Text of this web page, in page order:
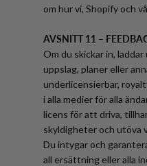
om hur vi, Shopify och
AVSNITT 11 –
Om du skickar in,
uppslag, planer eller
underlicensierbar,
i alla medier för alla
licens för att driva,
skyldigheter och utöva
Du intygar och
all ersättning eller alla